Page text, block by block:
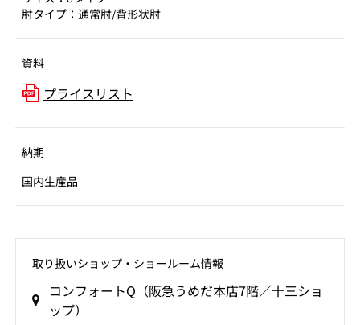
肘タイプ：通常肘/背形状肘
資料
プライスリスト
納期
国内生産品
取り扱いショップ‧ショールーム情報
コンフォートQ（阪急うめだ本店7階／十三ショ
ップ）